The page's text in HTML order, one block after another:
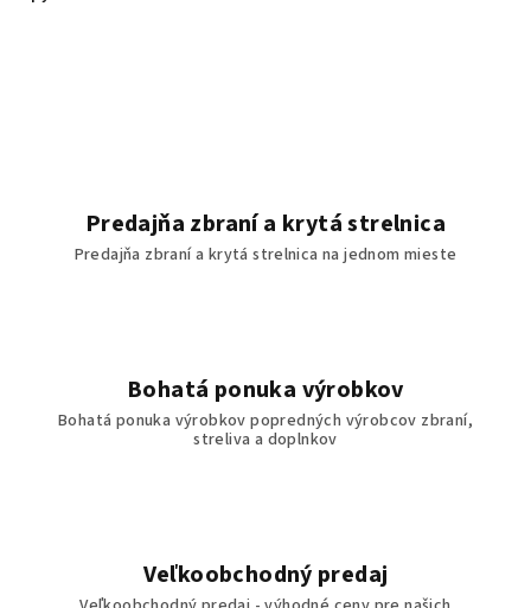
Predajňa zbraní a krytá strelnica
Predajňa zbraní a krytá strelnica na jednom mieste
Bohatá ponuka výrobkov
Bohatá ponuka výrobkov popredných výrobcov zbraní,
streliva a doplnkov
Veľkoobchodný predaj